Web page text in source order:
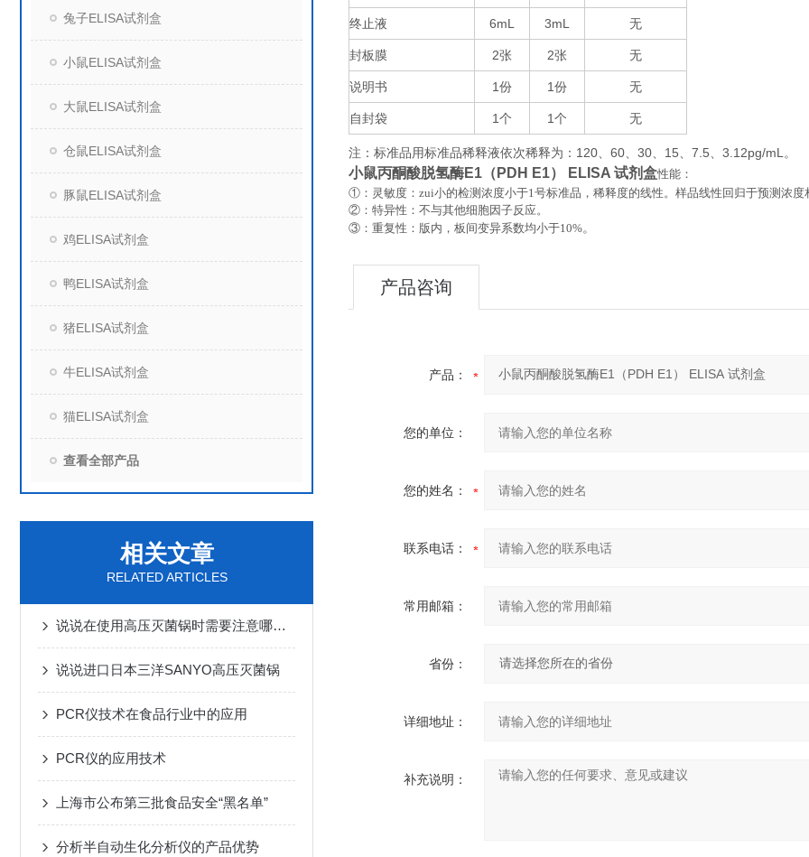
兔子ELISA试剂盒
小鼠ELISA试剂盒
大鼠ELISA试剂盒
仓鼠ELISA试剂盒
豚鼠ELISA试剂盒
鸡ELISA试剂盒
鸭ELISA试剂盒
猪ELISA试剂盒
牛ELISA试剂盒
猫ELISA试剂盒
查看全部产品
相关文章
RELATED ARTICLES
说说在使用高压灭菌锅时需要注意哪些细节
说说进口日本三洋SANYO高压灭菌锅
PCR仪技术在食品行业中的应用
PCR仪的应用技术
上海市公布第三批食品安全“黑名单”
分析半自动生化分析仪的产品优势
终止液 6mL 3mL 无
封板膜 2张 2张 无
说明书 1 份 1 份 无
自封袋 1 个 1 个 无
注：标准品用标准品稀释液依次稀释为： 120、 60、 30、 15、 7.5、 3.12pg/mL。
小鼠丙酮酸脱氢酶E1（PDH E1） ELISA 试剂盒性能：
①：灵敏度：zui小的检测浓度小于1号标准品，稀释度的线性。样品线性回归于预测浓度
②：特异性：不与其他细胞因子反应。
③：重复性：版内，板间变异系数均小于10%。
产品咨询
产品：
您的单位：
您的姓名：
联系电话：
常用邮箱：
省份：
详细地址：
补充说明：